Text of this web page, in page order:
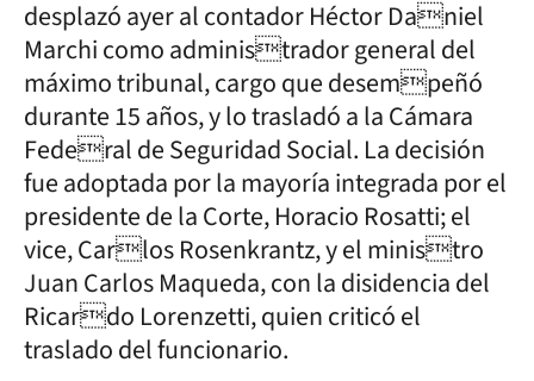
desplazó ayer al contador Héctor Daniel
Marchi como administrador general del
máximo tribunal, cargo que desempeñó
durante 15 años, y lo trasladó a la Cámara
Federal de Seguridad Social. La decisión
fue adoptada por la mayoría integrada por el
presidente de la Corte, Horacio Rosatti; el
vice, Carlos Rosenkrantz, y el ministro
Juan Carlos Maqueda, con la disidencia del
Ricardo Lorenzetti, quien criticó el
traslado del funcionario.